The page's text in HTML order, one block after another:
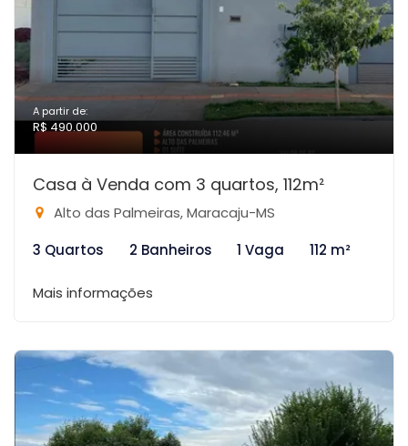
A partir de:
R$ 490.000
Casa à Venda com 3 quartos, 112m²
Alto das Palmeiras, Maracaju-MS
3 Quartos
2 Banheiros 1 Vaga 112 m²
Mais informações